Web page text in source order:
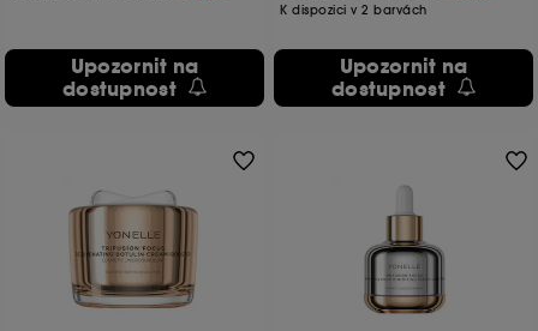
Upozornit na
dostupnost
K dispozici v 2 barvách
Upozornit na
dostupnost